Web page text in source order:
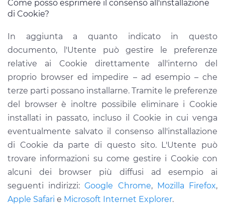
Come posso esprimere il consenso all'installazione
di Cookie?
In aggiunta a quanto indicato in questo
documento, l'Utente può gestire le preferenze
relative ai Cookie direttamente all'interno del
proprio browser ed impedire – ad esempio – che
terze parti possano installarne. Tramite le preferenze
del browser è inoltre possibile eliminare i Cookie
installati in passato, incluso il Cookie in cui venga
eventualmente salvato il consenso all'installazione
di Cookie da parte di questo sito. L'Utente può
trovare informazioni su come gestire i Cookie con
alcuni dei browser più diffusi ad esempio ai
seguenti indirizzi:Google Chrome, Mozilla Firefox,
Apple Safari e Microsoft Internet Explorer.